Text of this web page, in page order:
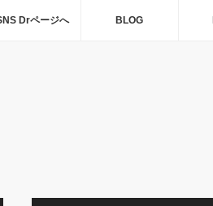
Drページへ BLOG